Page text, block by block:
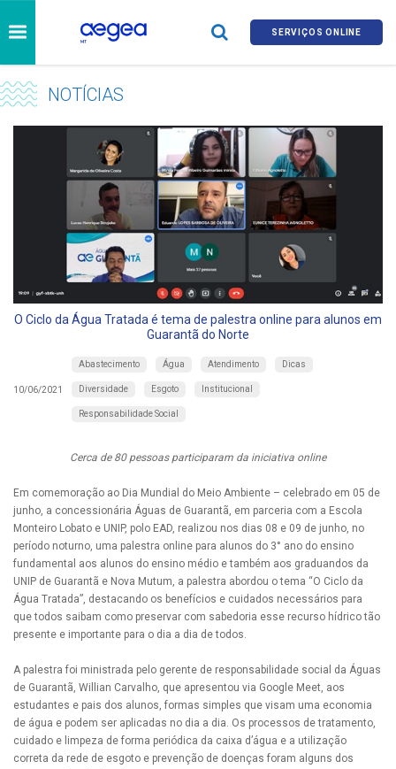
SERVIÇOS ONLINE
NOTÍCIAS
O Ciclo da Água Tratada é tema de palestra online para alunos em
Guarantã do Norte
10/06/2021
Abastecimento Água Atendimento Dicas
Diversidade Esgoto Institucional
Responsabilidade Social
Cerca de 80 pessoas participaram da iniciativa online
Em comemoração ao Dia Mundial do Meio Ambiente – celebrado em 05 de
junho, a concessionária Águas de Guarantã, em parceria com a Escola
Monteiro Lobato e UNIP, polo EAD, realizou nos dias 08 e 09 de junho, no
período noturno, uma palestra online para alunos do 3° ano do ensino
fundamental aos alunos do ensino médio e também aos graduandos da
UNIP de Guarantã e Nova Mutum, a palestra abordou o tema “O Ciclo da
Água Tratada”, destacando os benefícios e cuidados necessários para
que todos saibam como preservar com sabedoria esse recurso hídrico tão
presente e importante para o dia a dia de todos.
A palestra foi ministrada pelo gerente de responsabilidade social da Águas
de Guarantã, Willian Carvalho, que apresentou via Google Meet, aos
estudantes e pais dos alunos, formas simples que visam uma economia
de água e podem ser aplicadas no dia a dia. Os processos de tratamento,
cuidado e limpeza de forma periódica da caixa d’água e a utilização
correta da rede de esgoto e prevenção de doenças foram alguns dos